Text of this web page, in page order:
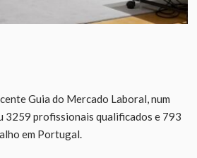
Guia do Mercado Laboral, num
3259 profissionais qualificados e 793
em Portugal.